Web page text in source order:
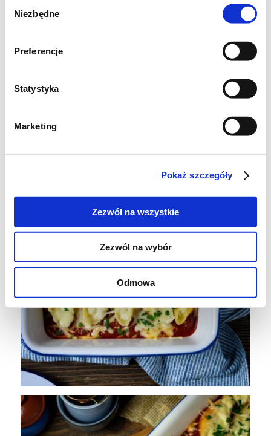
zgody
Niezbędne
Preferencje
Statystyka
Marketing
Pokaż szczegóły
Zezwól na wszystkie
Zezwól na wybór
Odmowa